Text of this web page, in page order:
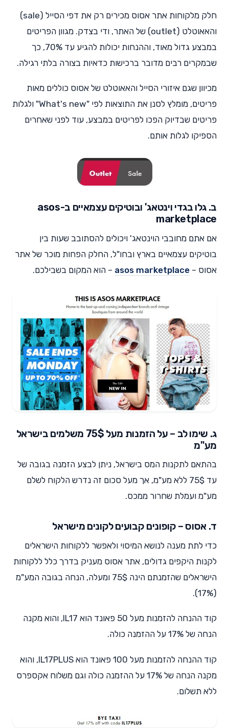
חלק מלקוחות אתר אסוס מכירים רק את דפי הסייל (sale)
והאאוטלט (outlet) של האתר, ודי בצדק. מגוון הפריטים
במבצע גדול מאוד, וההנחות יכולות להגיע עד 70%, כך
שבמקרים רבים מדובר ברכישות כדאיות בצורה בלתי רגילה.
מכיוון שגם איזורי הסייל והאאוטלט של אסוס כוללים מאות
פריטים, מומלץ לסנן את התוצאות לפי "What's new" ולגלות
פריטים שבדיוק הפכו לפריטים במבצע, עוד לפני שאחרים
הספיקו לגלות אותם.
ב. גלו בגדי וינטאג' ובוטיקים עצמאיים ב-asos
marketplace
אם אתם מחובבי הוינטאג' ויכולים להסתובב שעות בין
בוטיקים עצמאיים בארץ ובחו"ל, החלק הפחות מוכר של אתר
אסוס – asos marketplace – הוא המקום בשבילכם.
ג. שימו לב – על הזמנות מעל 75$ משלמים בישראל
מע"מ
בהתאם לתקנות המס בישראל, ניתן לבצע הזמנה בגובה של
עד 75$ ללא מע"מ, אך מעל סכום זה נדרש הלקוח לשלם
מע"מ ועמלת שחרור ממכס.
ד. אסוס – קופונים קבועים לקונים מישראל
כדי לתת מענה לנושא המיסוי ולאפשר ללקוחות הישראלים
לקנות היקפים גדולים, אתר אסוס מעניק בדרך כלל ללקוחות
הישראלים שהזמנתם הינה 75$ ומעלה, הנחה בגובה המע"מ
(17%).
קוד ההנחה להזמנות מעל 50 פאונד הוא IL17, והוא מקנה
הנחה של 17% על ההזמנה כולה.
קוד ההנחה להזמנות מעל 100 פאונד הוא IL17PLUS, והוא
מקנה הנחה של 17% על ההזמנה כולה וגם משלוח אקספרס
ללא תשלום.